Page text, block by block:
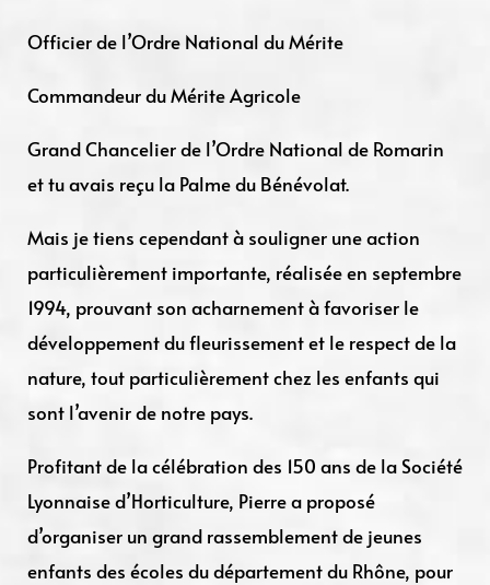
Officier de l’Ordre National du Mérite
Commandeur du Mérite Agricole
Grand Chancelier de l’Ordre National de Romarin
et tu avais reçu la Palme du Bénévolat.
Mais je tiens cependant à souligner une action
particulièrement importante, réalisée en septembre
1994, prouvant son acharnement à favoriser le
développement du fleurissement et le respect de la
nature, tout particulièrement chez les enfants qui
sont l’avenir de notre pays.
Profitant de la célébration des 150 ans de la Société
Lyonnaise d’Horticulture, Pierre a proposé
d’organiser un grand rassemblement de jeunes
enfants des écoles du département du Rhône, pour